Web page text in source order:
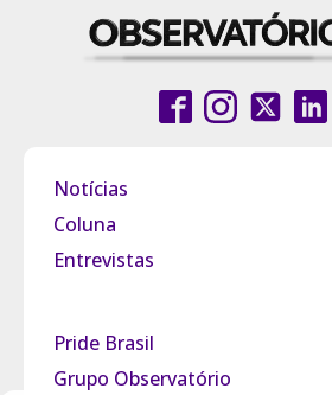
Notícias
Coluna
Entrevistas
Pride Brasil
Grupo Observatório